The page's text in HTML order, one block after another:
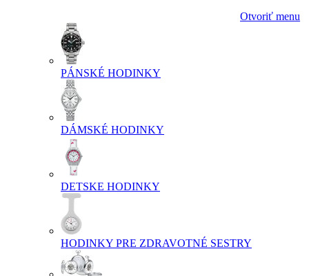
Otvoriť menu
PÁNSKÉ HODINKY
DÁMSKÉ HODINKY
DETSKE HODINKY
HODINKY PRE ZDRAVOTNÉ SESTRY